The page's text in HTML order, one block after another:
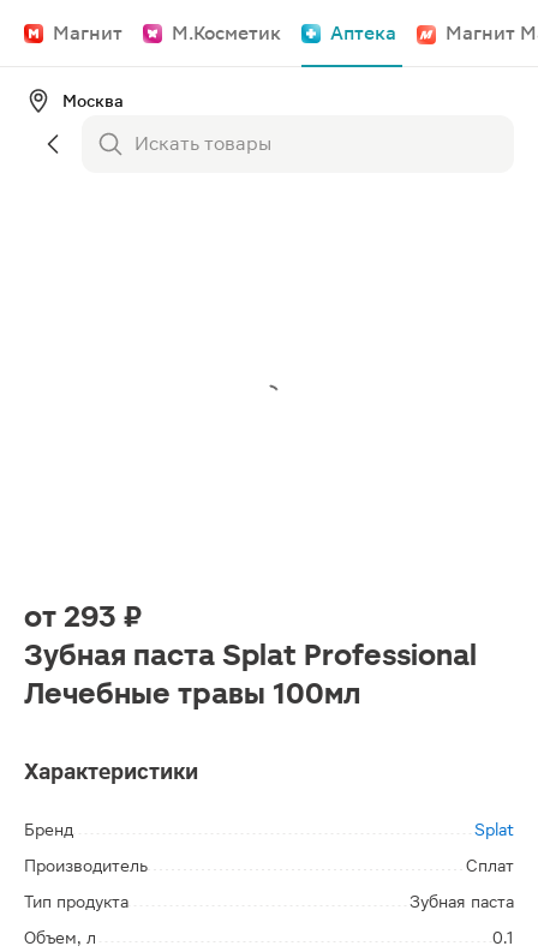
Магнит М.Косметик Аптека Магнит
Москва
от 293 ₽
Зубная паста Splat Professional
Лечебные травы 100мл
Характеристики
Бренд
Splat
Производитель
Сплат
Тип продукта
Зубная паста
Объем, л
0.1